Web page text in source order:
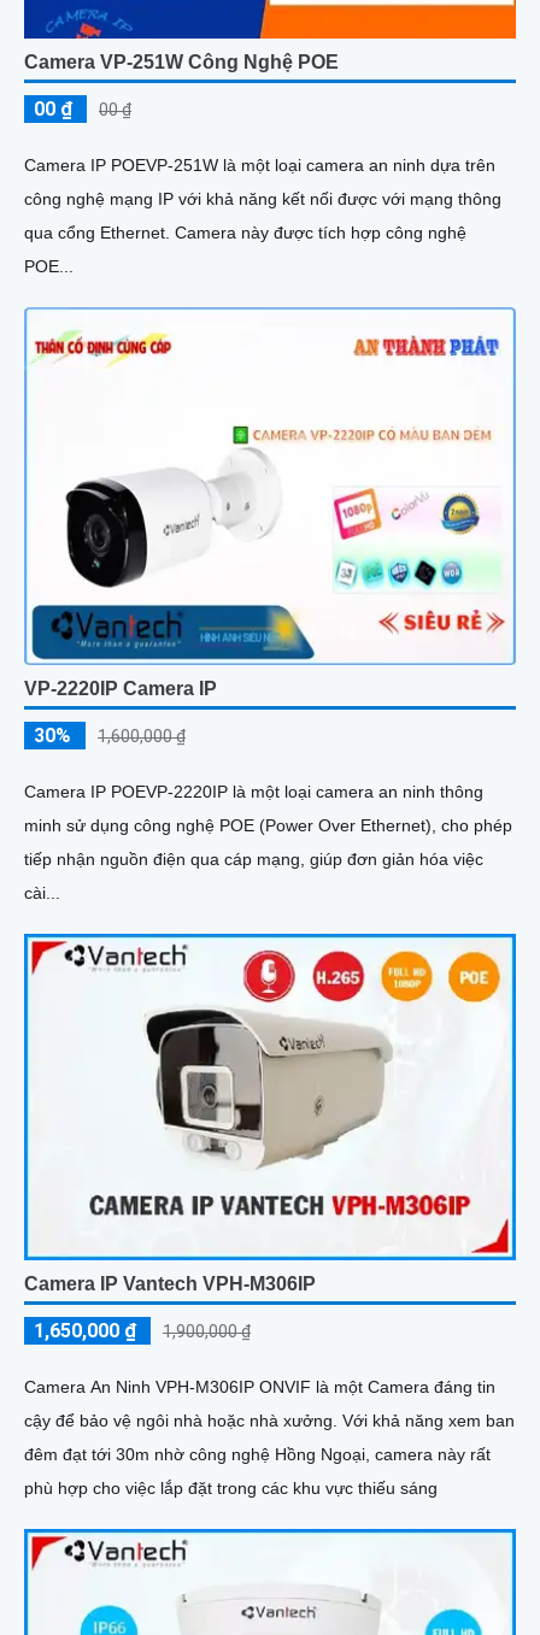
Camera VP-251W Công Nghệ POE
00 ₫ 00 ₫
Camera IP POEVP-251W là một loại camera an ninh dựa trên
công nghệ mạng IP với khả năng kết nối được với mạng thông
qua cổng Ethernet. Camera này được tích hợp công nghệ
POE...
VP-2220IP Camera IP
30% 1,600,000 ₫
Camera IP POEVP-2220IP là một loại camera an ninh thông
minh sử dụng công nghệ POE (Power Over Ethernet), cho phép
tiếp nhận nguồn điện qua cáp mạng, giúp đơn giản hóa việc
cài...
Camera IP Vantech VPH-M306IP
1,650,000 ₫ 1,900,000 ₫
Camera An Ninh VPH-M306IP ONVIF là một Camera đáng tin
cậy để bảo vệ ngôi nhà hoặc nhà xưởng. Với khả năng xem ban
đêm đạt tới 30m nhờ công nghệ Hồng Ngoại, camera này rất
phù hợp cho việc lắp đặt trong các khu vực thiếu sáng